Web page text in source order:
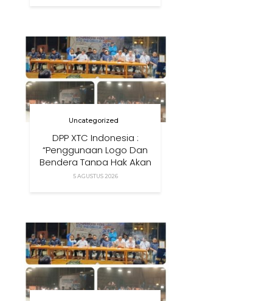
Uncategorized
DPP XTC Indonesia :
“Penggunaan Logo Dan
Bendera Tanpa Hak Akan
Ditindak”
5 AGUSTUS 2026